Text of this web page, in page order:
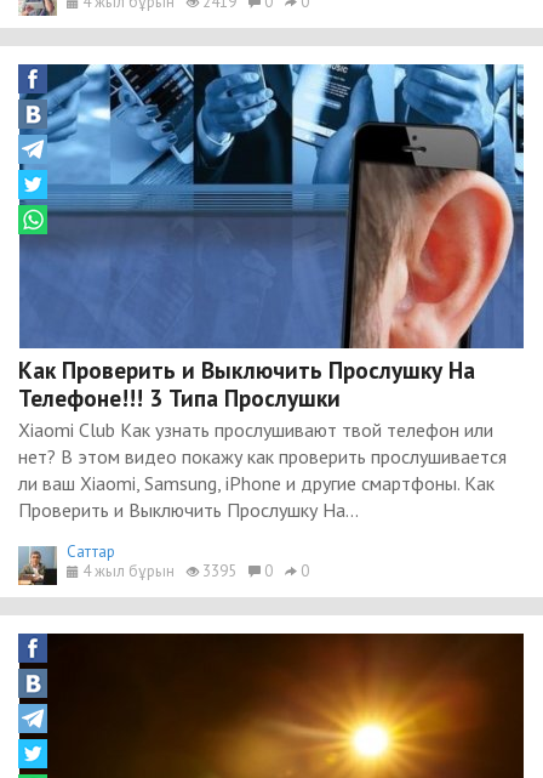
Как Проверить и Выключить Прослушку На
Телефоне!!! 3 Типа Прослушки
Xiaomi Club Как узнать прослушивают твой телефон или
нет? В этом видео покажу как проверить прослушивается
ли ваш Xiaomi, Samsung, iPhone и другие смартфоны. Как
Проверить и Выключить Прослушку На...
Cаттар
4 жыл бұрын
3395 0 0